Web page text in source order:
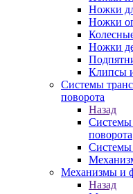
Ножки
Ножки
Ножки
Клипсы
Системы
поворота
Назад
Системы
поворота
Системы
Механизмы и
Назад